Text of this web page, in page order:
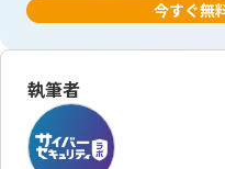
今すぐ無
執筆者